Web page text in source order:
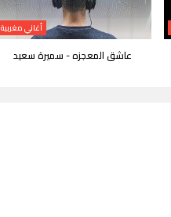
أغاني مغربية
عاشق المعجزه - سميرة سعيد